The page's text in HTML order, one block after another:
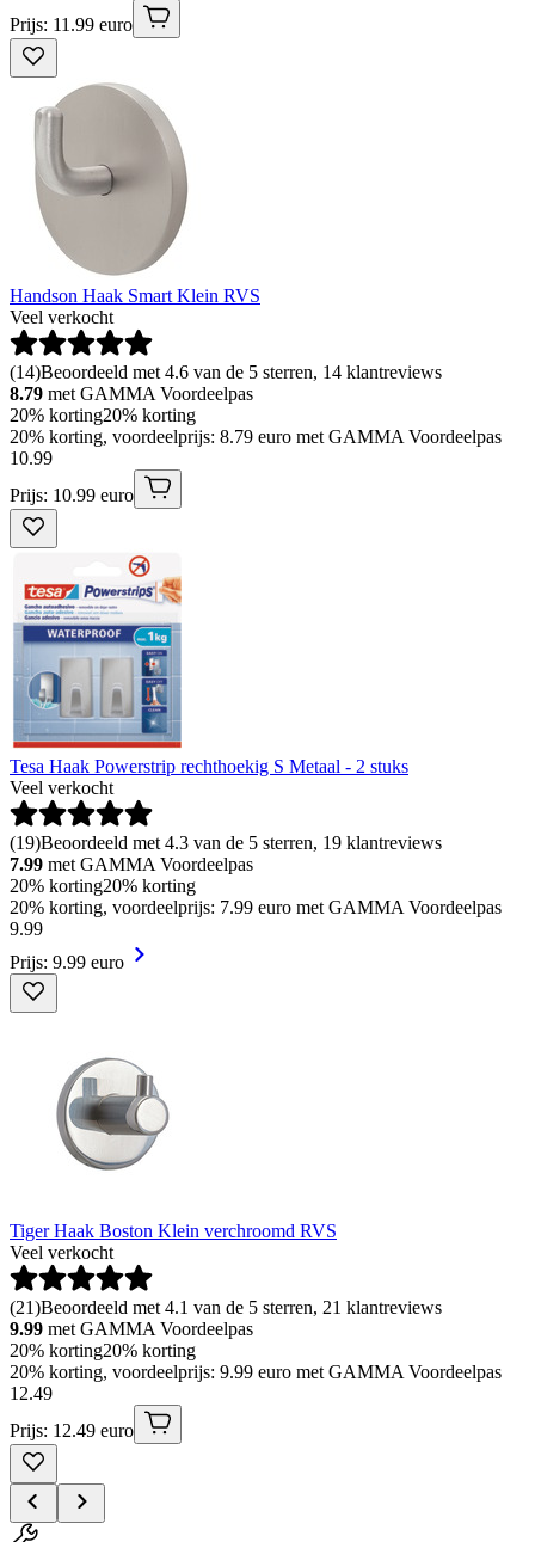
Prijs: 11.99 euro
Handson Haak Smart Klein RVS
Veel verkocht
(14)Beoordeeld met 4.6 van de 5 sterren, 14 klantreviews
8.79 met GAMMA Voordeelpas
20% korting20% korting
20% korting, voordeelprijs: 8.79 euro met GAMMA Voordeelpas
10.99
Prijs: 10.99 euro
Tesa Haak Powerstrip rechthoekig S Metaal - 2 stuks
Veel verkocht
(19)Beoordeeld met 4.3 van de 5 sterren, 19 klantreviews
7.99 met GAMMA Voordeelpas
20% korting20% korting
20% korting, voordeelprijs: 7.99 euro met GAMMA Voordeelpas
9.99
Prijs: 9.99 euro
Tiger Haak Boston Klein verchroomd RVS
Veel verkocht
(21)Beoordeeld met 4.1 van de 5 sterren, 21 klantreviews
9.99 met GAMMA Voordeelpas
20% korting20% korting
20% korting, voordeelprijs: 9.99 euro met GAMMA Voordeelpas
12.49
Prijs: 12.49 euro